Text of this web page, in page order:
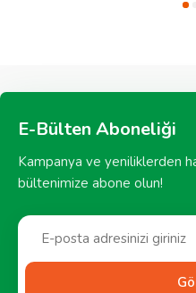
E-Bülten Aboneliği
Kampanya ve yeniliklerden
bültenimize abone olun!